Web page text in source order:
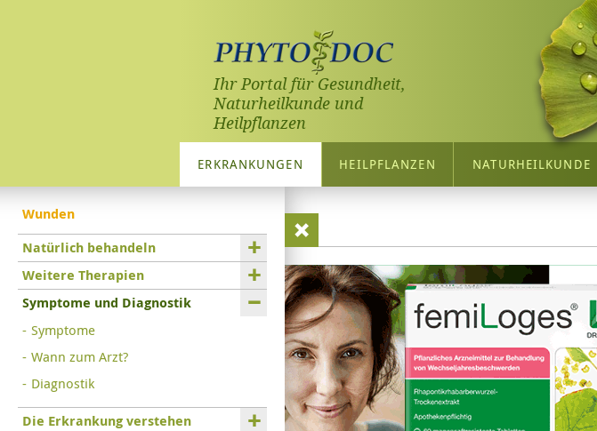
Ihr Portal für Gesundheit,
Naturheilkunde und
Heilpflanzen
ERKRANKUNGEN HEILPFLANZEN NATURHEILKUNDE
Wunden
Natürlich behandeln
Weitere Therapien
Symptome und Diagnostik
Symptome
Wann zum Arzt?
Diagnostik
Die Erkrankung verstehen